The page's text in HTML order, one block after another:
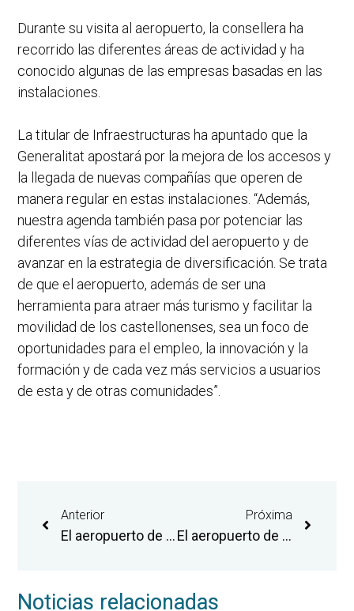
Durante su visita al aeropuerto, la consellera ha
recorrido las diferentes áreas de actividad y ha
conocido algunas de las empresas basadas en las
instalaciones.
La titular de Infraestructuras ha apuntado que la
Generalitat apostará por la mejora de los accesos y
la llegada de nuevas compañías que operen de
manera regular en estas instalaciones. “Además,
nuestra agenda también pasa por potenciar las
diferentes vías de actividad del aeropuerto y de
avanzar en la estrategia de diversificación. Se trata
de que el aeropuerto, además de ser una
herramienta para atraer más turismo y facilitar la
movilidad de los castellonenses, sea un foco de
oportunidades para el empleo, la innovación y la
formación y de cada vez más servicios a usuarios
de esta y de otras comunidades”.
Anterior
El aeropuerto de Castellón se incorpora al programa de certificación que evalúa los avances en materia de descarbonización
Próxima
El aeropuerto de Castellón cierra su mejor mes de agosto con 38.623 pasajeros y suma casi 200.000 en el cómputo anual
Noticias relacionadas